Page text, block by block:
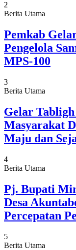
2
Berita Utama
Pemkab
Pengelola
MPS-100
3
Berita Utama
Gelar
Masyarakat
Maju dan
4
Berita Utama
Pj. Bupati
Desa
Percepatan
5
Berita Utama